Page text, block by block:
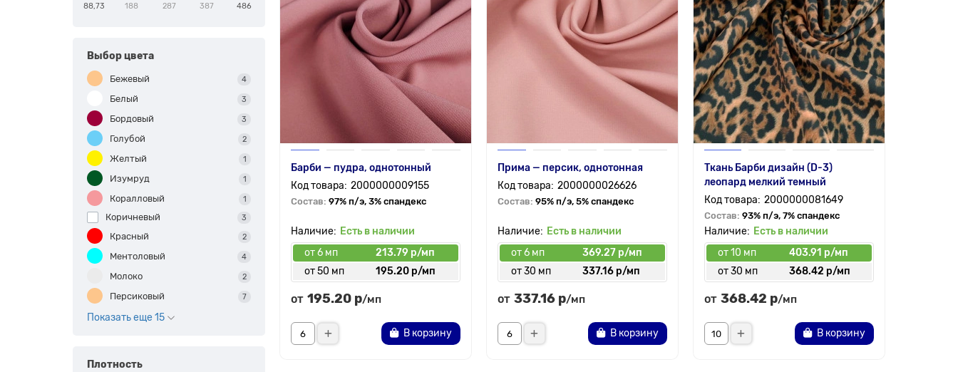
88,73 188 287 387 486
Выбор цвета
Бежевый 4
Белый 3
Бордовый 3
Голубой 2
Желтый 1
Изумруд 1
Коралловый 1
Коричневый 3
Красный 2
Ментоловый 4
Молоко 2
Персиковый 7
Показать еще 15
Плотность
Барби — пудра, однотонный
2000000009155
Состав: 97% п/э, 3% спандекс
Есть в наличии
от 6 мп
213.79 р/мп
от 50 мп
195.20 р/мп
от 195.20 р/мп
В корзину
Прима — персик, однотонная
2000000026626
Состав: 95% п/э, 5% спандекс
Есть в наличии
от 6 мп
369.27 р/мп
от 30 мп
337.16 р/мп
от 337.16 р/мп
В корзину
Ткань Барби дизайн (D-3)
леопард мелкий темный
2000000081649
Состав: 93% п/э, 7% спандекс
Есть в наличии
от 10 мп
403.91 р/мп
от 30 мп
368.42 р/мп
от 368.42 р/мп
В корзину